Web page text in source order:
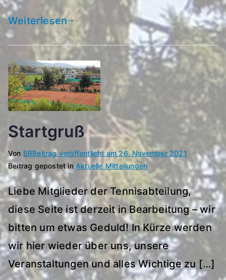
Weiterlesen
Startgruß
Von BRBeitrag veröffentlicht am26. November 2021
Beitrag gepostet inAktuelle Mitteilungen
Liebe Mitglieder der Tennisabteilung,
diese Seite ist derzeit in Bearbeitung – wir
bitten um etwas Geduld! In Kürze werden
wir hier wieder über uns, unsere
Veranstaltungen und alles Wichtige zu […]